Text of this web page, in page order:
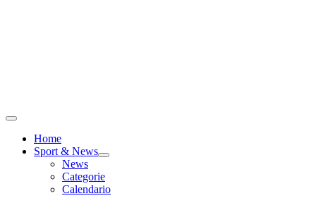
Home
Sport & News
News
Categorie
Calendario